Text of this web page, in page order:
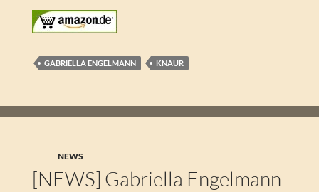
GABRIELLA ENGELMANN KNAUR
NEWS
[NEWS] Gabriella Engelmann